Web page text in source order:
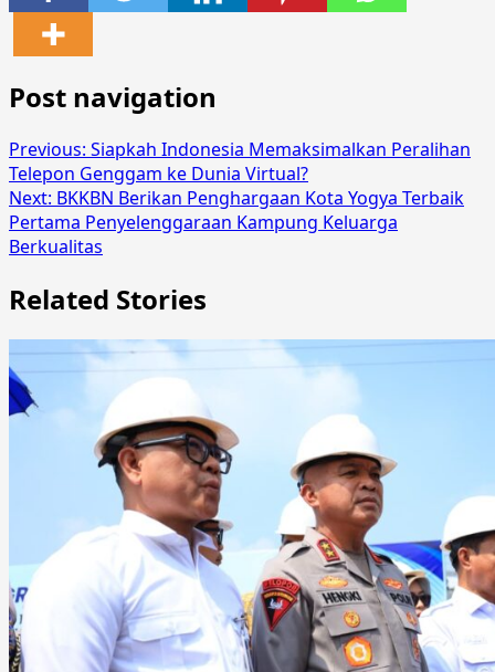
Post navigation
Previous: Siapkah Indonesia Memaksimalkan Peralihan
Telepon Genggam ke Dunia Virtual?
Next: BKKBN Berikan Penghargaan Kota Yogya Terbaik
Pertama Penyelenggaraan Kampung Keluarga
Berkualitas
Related Stories